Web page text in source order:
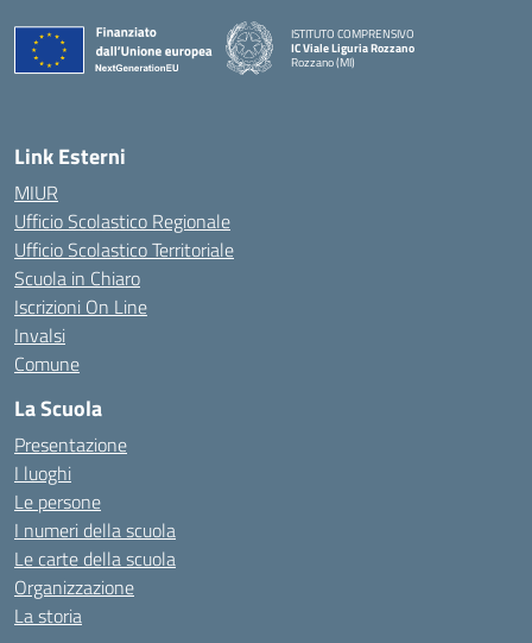
ISTITUTO COMPRENSIVO
IC Viale Liguria Rozzano
Rozzano (MI)
Link Esterni
MIUR
Ufficio Scolastico Regionale
Ufficio Scolastico Territoriale
Scuola in Chiaro
Iscrizioni On Line
Invalsi
Comune
La Scuola
Presentazione
I luoghi
Le persone
I numeri della scuola
Le carte della scuola
Organizzazione
La storia